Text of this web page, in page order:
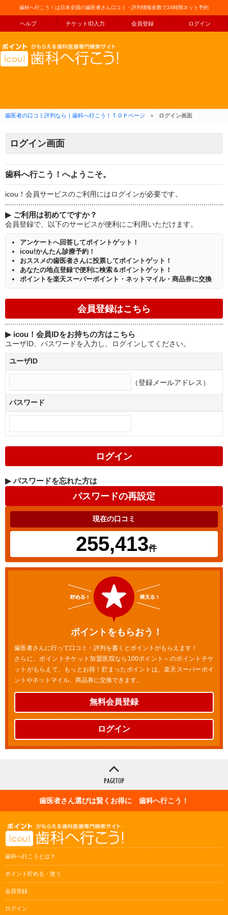
歯科へ行こう！は日本全国の歯医者さん口コミ・評判情報多数で24時間ネット予約
ヘルプ チケットID入力 会員登録 ログイン
コンテンツへ移動
歯医者の口コミ評判なら｜歯科へ行こう！ＴＯＰページ ＞ ログイン画面
ログイン画面
歯科へ行こう！へようこそ。
icou！会員サービスのご利用にはログインが必要です。
▶ ご利用は初めてですか？
会員登録で、以下のサービスが便利にご利用いただけます。
アンケートへ回答してポイントゲット！
icou!かんたん診療予約！
おススメの歯医者さんに投票してポイントゲット！
あなたの地点登録で便利に検索＆ポイントゲット！
ポイントを楽天スーパーポイント・ネットマイル・商品券に交換
▶ icou！会員IDをお持ちの方はこちら
ユーザID、パスワードを入力し、ログインしてください。
ユーザID
（登録メールアドレス）
パスワード
▶ パスワードを忘れた方は
現在の口コミ
255,413件
ポイントをもらおう！
歯医者さんに行って口コミ・評判を書くとポイントがもらえます！
さらに、ポイントチケット加盟医院なら100ポイント～のポイントチケ
ットがもらえて、もっとお得！貯まったポイントは、楽天スーパーポイ
ントやネットマイル、商品券に交換できます。
無料会員登録
ログイン
歯医者さん選びは賢くお得に 歯科へ行こう！
歯科へ行こうとは？
ポイント貯める・使う
会員登録
ログイン